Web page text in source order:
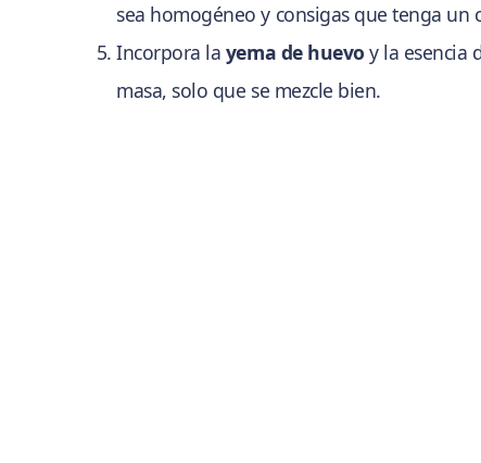
sea homogéneo y consigas que tenga un
Incorpora la yema de huevo y la esencia
masa, solo que se mezcle bien.